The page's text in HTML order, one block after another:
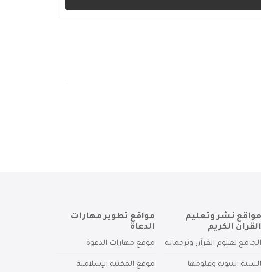
مواقع نشر وتعليم
القرآن الكريم
الجامع لعلوم القرآن وترجماته
السنة النبوية وعلومها
مواقع تطوير مهارات
الدعاة
موقع مهارات الدعوة
موقع المكتبة الإسلامية